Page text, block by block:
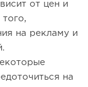
от цен и
на рекламу и
на